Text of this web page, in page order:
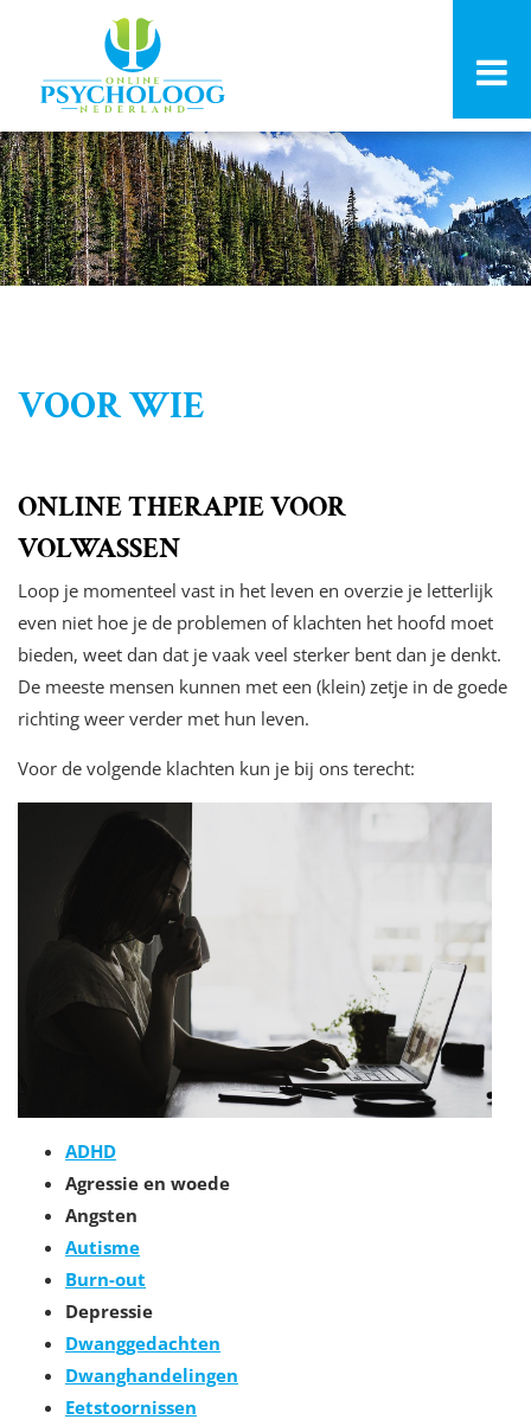
VOOR WIE
ONLINE THERAPIE VOOR
VOLWASSEN
Loop je momenteel vast in het leven en overzie je letterlijk
even niet hoe je de problemen of klachten het hoofd moet
bieden, weet dan dat je vaak veel sterker bent dan je denkt.
De meeste mensen kunnen met een (klein) zetje in de goede
richting weer verder met hun leven.
Voor de volgende klachten kun je bij ons terecht:
ADHD
Agressie en woede
Angsten
Autisme
Burn-out
Depressie
Dwanggedachten
Dwanghandelingen
Eetstoornissen